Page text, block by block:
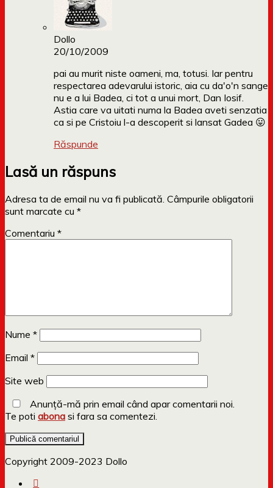
Dollo
20/10/2009
pai au murit niste oameni, ma, totusi. Iar pentru
respectarea adevarului istoric, aia cu da'o'n sange
nu e a lui Badea, ci tot a unui mort, Dan Iosif.
Astia care va uitati numa la Badea aveti senzatia
ca si pe Cristoiu l-a descoperit si lansat Gadea 😛
Răspunde
Lasă un răspuns
Adresa ta de email nu va fi publicată. Câmpurile obligatorii
sunt marcate cu *
Comentariu *
Nume *
Email *
Site web
Anunță-mă prin email când apar comentarii noi.
Te poti abona si fara sa comentezi.
Copyright 2009-2023 Dollo